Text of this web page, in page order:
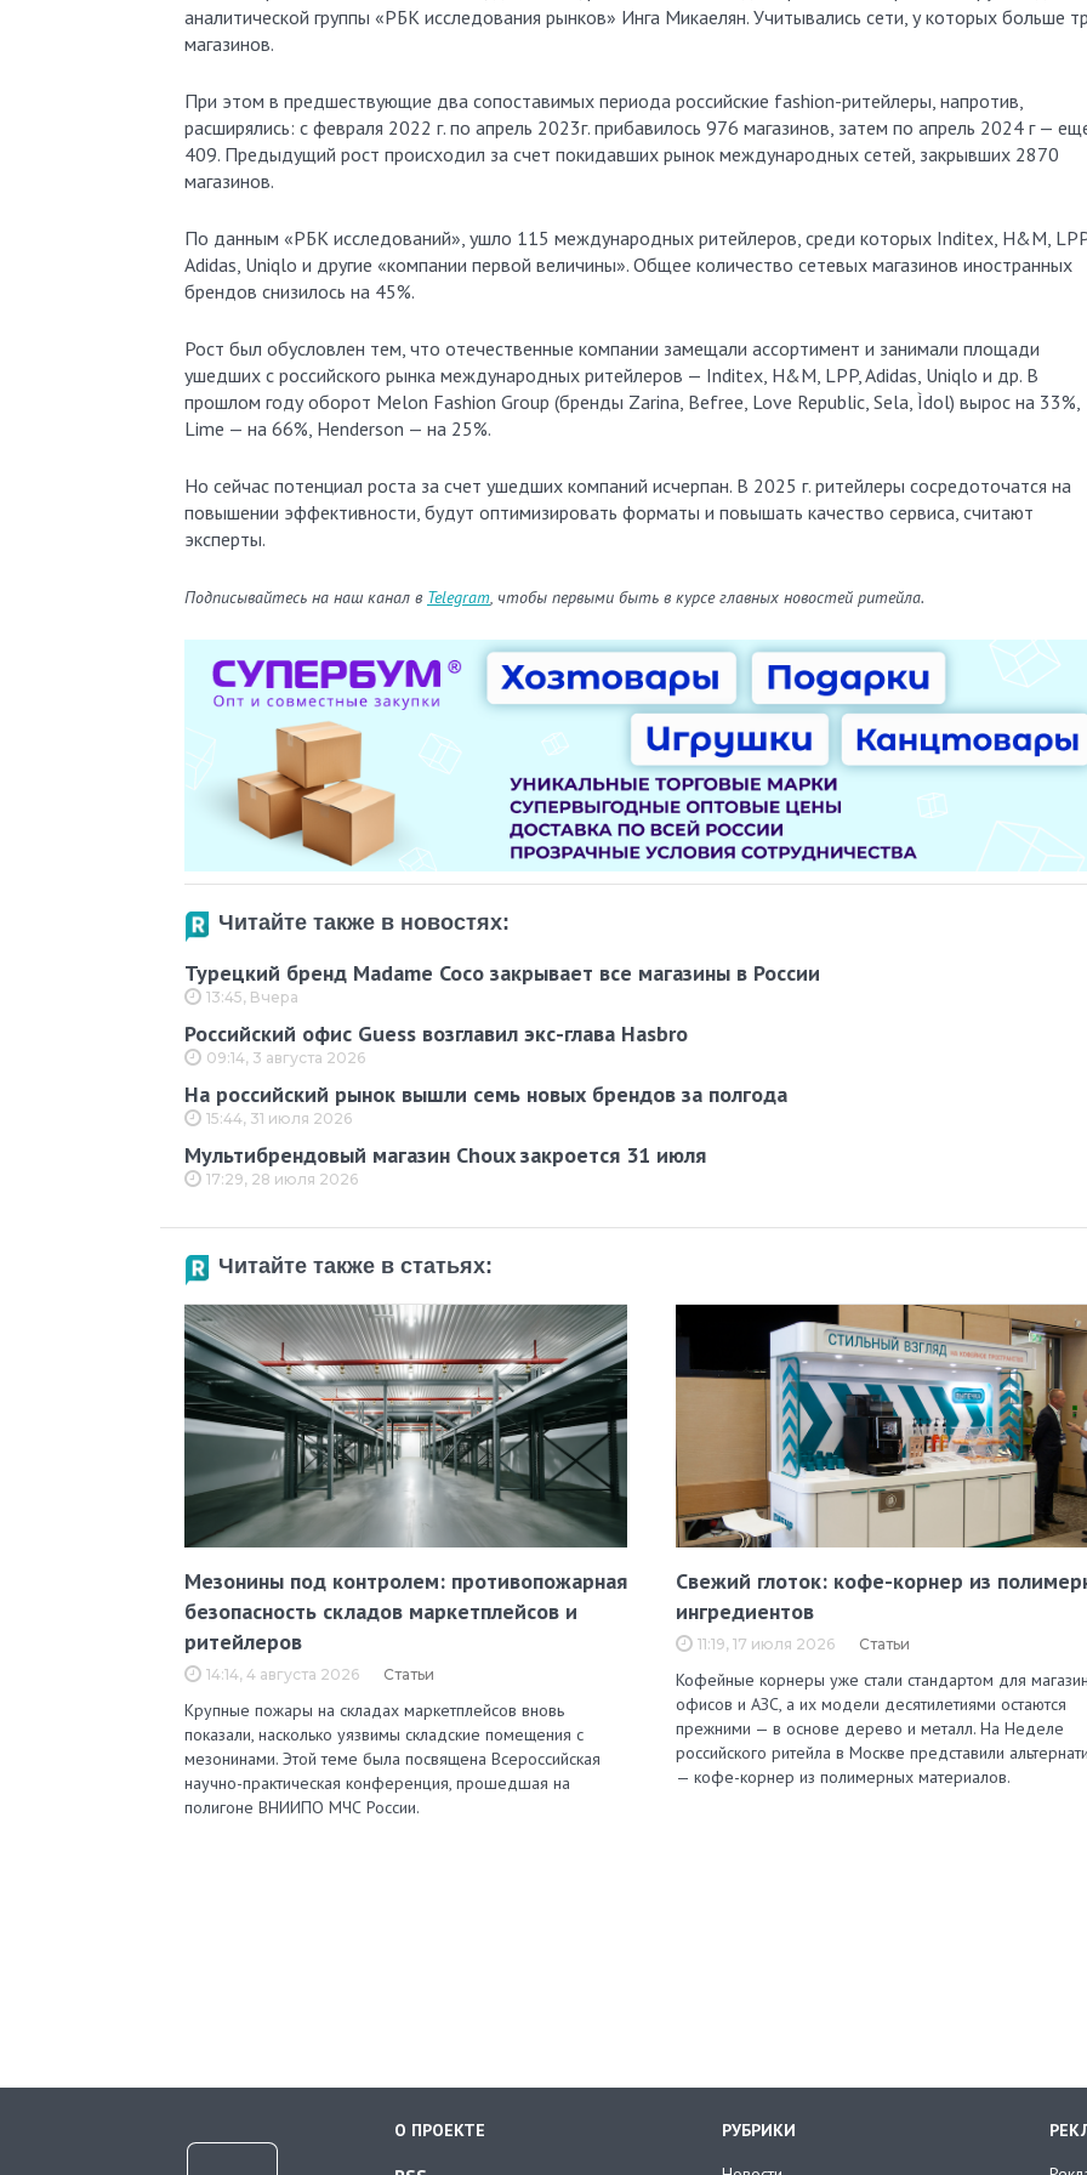
аналитической группы «РБК исследования рынков» Инга Микаелян. Учитывались сети, у которых больше
магазинов.
При этом в предшествующие два сопоставимых периода российские fashion-ритейлеры, напротив,
расширялись: с февраля 2022 г. по апрель 2023г. прибавилось 976 магазинов, затем по апрель 2024 г —
409. Предыдущий рост происходил за счет покидавших рынок международных сетей, закрывших 2870
магазинов.
По данным «РБК исследований», ушло 115 международных ритейлеров, среди которых Inditex, H&M,
Adidas, Uniqlo и другие «компании первой величины». Общее количество сетевых магазинов иностранных
брендов снизилось на 45%.
Рост был обусловлен тем, что отечественные компании замещали ассортимент и занимали площади
ушедших с российского рынка международных ритейлеров — Inditex, H&M, LPP, Adidas, Uniqlo и др. В
прошлом году оборот Melon Fashion Group (бренды Zarina, Befree, Love Republic, Sela, Ìdol) вырос на 33%,
Lime — на 66%, Henderson — на 25%.
Но сейчас потенциал роста за счет ушедших компаний исчерпан. В 2025 г. ритейлеры сосредоточатся на
повышении эффективности, будут оптимизировать форматы и повышать качество сервиса, считают
эксперты.
Подписывайтесь на наш канал в Telegram, чтобы первыми быть в курсе главных новостей ритейла.
Читайте также в новостях:
Турецкий бренд Madame Coco закрывает все магазины в России
13:45, Вчера
Российский офис Guess возглавил экс-глава Hasbro
09:14, 3 августа 2026
На российский рынок вышли семь новых брендов за полгода
15:44, 31 июля 2026
Мультибрендовый магазин Choux закроется 31 июля
17:29, 28 июля 2026
Читайте также в статьях:
Мезонины под контролем: противопожарная
безопасность складов маркетплейсов и
ритейлеров
14:14, 4 августа 2026 Статьи
Крупные пожары на складах маркетплейсов вновь
показали, насколько уязвимы складские помещения с
мезонинами. Этой теме была посвящена Всероссийская
научно-практическая конференция, прошедшая на
полигоне ВНИИПО МЧС России.
Свежий глоток: кофе-корнер из
ингредиентов
11:19, 17 июля 2026 Статьи
Кофейные корнеры уже стали стандартом для
офисов и АЗС, а их модели десятилетиями остаются
прежними — в основе дерево и металл. На Неделе
российского ритейла в Москве представили
— кофе-корнер из полимерных материалов.
О ПРОЕКТЕ
РУБРИКИ